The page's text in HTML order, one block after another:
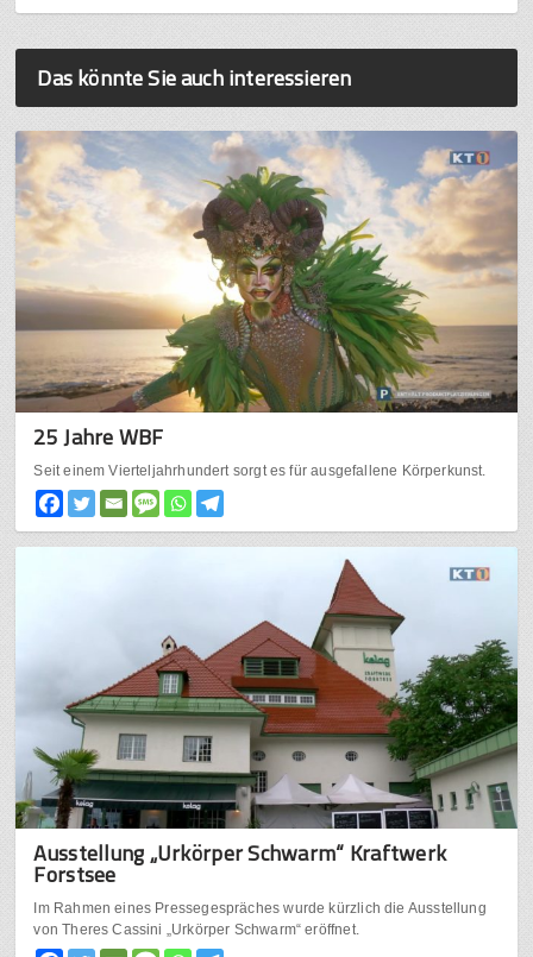
Das könnte Sie auch interessieren
25 Jahre WBF
Seit einem Vierteljahrhundert sorgt es für ausgefallene Körperkunst.
Ausstellung „Urkörper Schwarm“ Kraftwerk
Forstsee
Im Rahmen eines Pressegespräches wurde kürzlich die Ausstellung
von Theres Cassini „Urkörper Schwarm“ eröffnet.